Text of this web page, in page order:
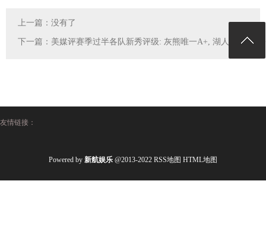
上一篇：没有了
下一篇： 美媒评赛季过半各队新秀评级: 灰熊唯一A+, 湖人B, 勇士
友情链接：
Powered by 新航娱乐 @2013-2022 RSS地图 HTML地图